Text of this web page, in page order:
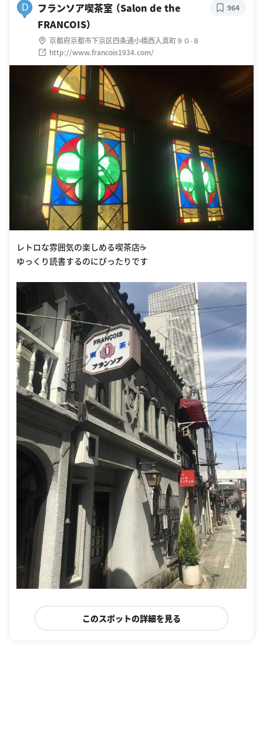
D
フランソア喫茶室 （Salon de the
FRANCOIS）
京都府京都市下京区四条通小橋西入真町９０-８
http://www.francois1934.com/
964
レトロな雰囲気の楽しめる喫茶店☕️
ゆっくり読書するのにぴったりです
このスポットの詳細を見る